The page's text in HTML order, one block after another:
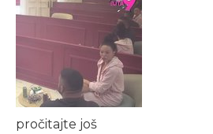
pročitajte još